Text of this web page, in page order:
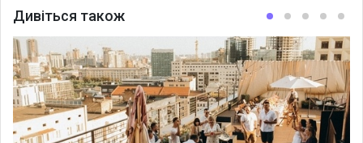
Дивіться також